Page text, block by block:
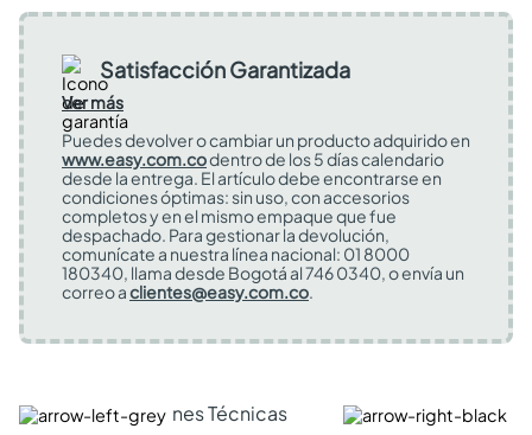
Satisfacción Garantizada
Ver más
Puedes devolver o cambiar un producto adquirido en
www.easy.com.codentro de los 5 días calendario
desde la entrega. El artículo debe encontrarse en
condiciones óptimas: sin uso, con accesorios
completos y en el mismo empaque que fue
despachado. Para gestionar la devolución,
comunícate a nuestra línea nacional: 01 8000
180340, llama desde Bogotá al 746 0340, o envía un
correo aclientes@easy.com.co.
Especificaciones Técnicas Comentarios y